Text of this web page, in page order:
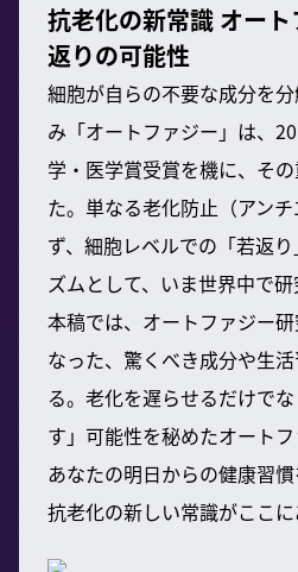
抗老化の新常識 オー
返りの可能性
細胞が自らの不要な成分を
み「オートファジー」は、
学・医学賞受賞を機に、そ
た。単なる老化防止（アン
ず、細胞レベルでの「若返
ズムとして、いま世界中で研
本稿では、オートファジー
なった、驚くべき成分や生
る。老化を遅らせるだけで
す」可能性を秘めたオートフ
あなたの明日からの健康習慣
抗老化の新しい常識がここに